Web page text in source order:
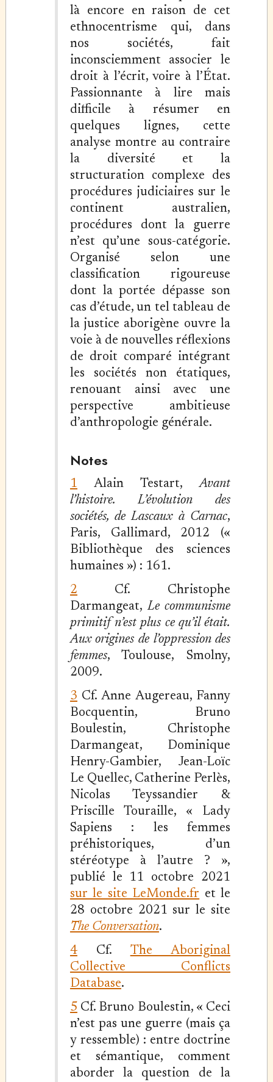
là encore en raison de cet
ethnocentrisme qui, dans
nos sociétés, fait
inconsciemment associer le
droit à l’écrit, voire à l’État.
Passionnante à lire mais
difficile à résumer en
quelques lignes, cette
analyse montre au contraire
la diversité et la
structuration complexe des
procédures judiciaires sur le
continent australien,
procédures dont la guerre
n’est qu’une sous-catégorie.
Organisé selon une
classification rigoureuse
dont la portée dépasse son
cas d’étude, un tel tableau de
la justice aborigène ouvre la
voie à de nouvelles réflexions
de droit comparé intégrant
les sociétés non étatiques,
renouant ainsi avec une
perspective ambitieuse
d’anthropologie générale.
Notes
1 Alain Testart,Avant
l’histoire. L’évolution des
sociétés, de Lascaux à Carnac,
Paris, Gallimard, 2012 («
Bibliothèque des sciences
humaines ») : 161.
2 Cf. Christophe
Darmangeat,Le communisme
primitif n’est plus ce qu’il était.
Aux origines de l’oppression des
femmes, Toulouse, Smolny,
2009.
3 Cf. Anne Augereau, Fanny
Bocquentin, Bruno
Boulestin, Christophe
Darmangeat, Dominique
Henry-Gambier, Jean-Loïc
Le Quellec, Catherine Perlès,
Nicolas Teyssandier &
Priscille Touraille, « Lady
Sapiens : les femmes
préhistoriques, d’un
stéréotype à l’autre ? »,
publié le 11 octobre 2021
sur le site LeMonde.fr et le
28 octobre 2021 sur le site
The Conversation.
4Cf. The Aboriginal
Collective Conflicts
Database.
5 Cf. Bruno Boulestin, « Ceci
n’est pas une guerre (mais ça
y ressemble) : entre doctrine
et sémantique, comment
aborder la question de la